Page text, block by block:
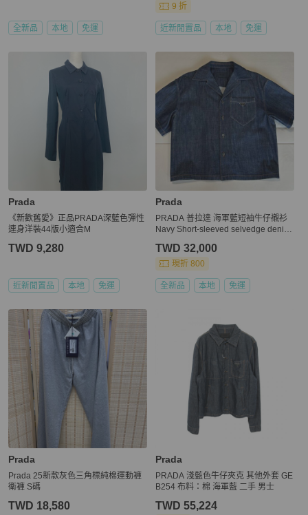
全新品 本地 免運
9 折
近新閒置品 本地 免運
Prada
《新歡舊愛》正品PRADA深藍色彈性
連身洋裝44版小適合M
TWD 9,280
近新閒置品 本地 免運
Prada
PRADA 普拉達 海軍藍短袖牛仔襯衫
Navy Short-sleeved selvedge denim
TWD 32,000
現折 800
全新品 本地 免運
Prada
Prada 25新款灰色三角標純棉運動褲
衛褲 S碼
TWD 18,580
Prada
PRADA 淺藍色牛仔夾克 其他外套 GE
B254 布料：棉 海軍藍 二手 男士
TWD 55,224